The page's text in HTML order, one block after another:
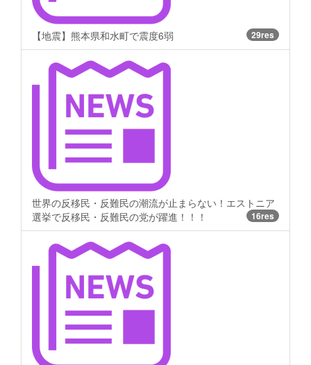
【地震】熊本県和水町で震度6弱 29res
世界の反移民・反難民の潮流が止まらない！エストニア
選挙で反移民・反難民の党が躍進！！！
16res